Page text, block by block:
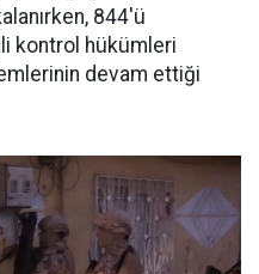
844'ü
kontrol hükümleri
devam ettiği